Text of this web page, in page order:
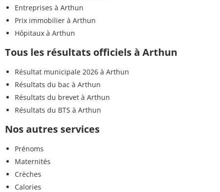
Entreprises à Arthun
Prix immobilier à Arthun
Hôpitaux à Arthun
Tous les résultats officiels à Arthun
Résultat municipale 2026 à Arthun
Résultats du bac à Arthun
Résultats du brevet à Arthun
Résultats du BTS à Arthun
Nos autres services
Prénoms
Maternités
Crèches
Calories